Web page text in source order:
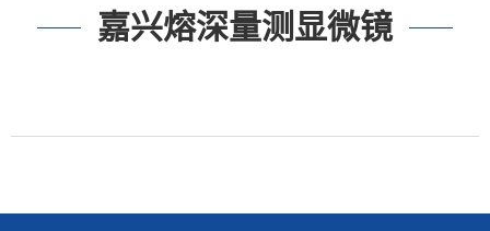
嘉兴熔深量测显微镜